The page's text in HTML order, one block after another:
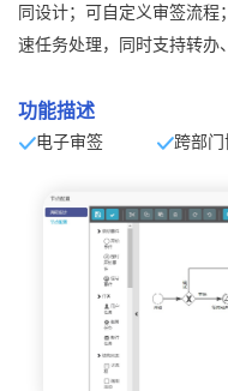
同设计；可自定义审签流
速任务处理，同时支持转办
功能描述
电子审签 跨